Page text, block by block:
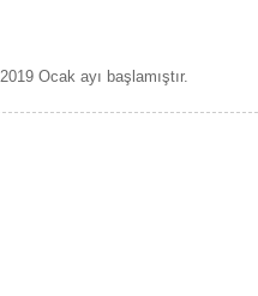
Ocak ayı başlamıştır.